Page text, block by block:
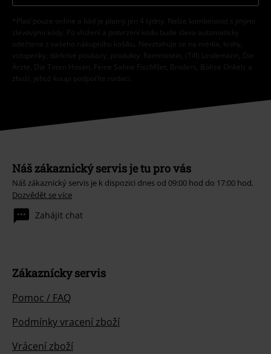
*Platí pouze online a kód je platný jen 4 týdny. Nelze kombinovat s jinými
slevovými kódy. Po vložení a potvrzení kódu bude sleva automaticky
odečtena z vašeho nákupního košíku. Nevztahuje se na média, knihy,
vstupenky, dárkové poukazy, produkty: Rammstein, (Till) Lindemann, Die
Ärzte, Die Toten Hosen, Feine Sahne Fischfilet, Broilers, Böhse Onkelz a
zboží, jehož koupí podpoříte nadaci.
Náš zákaznický servis je tu pro vás
Náš zákaznický servis je k dispozici dnes od 09:00 hod do 17:00 hod.
Dozvědět se více
Zahájit chat
Zákaznícky servis
Pomoc / FAQ
Podmínky vracení zboží
Vrácení zboží